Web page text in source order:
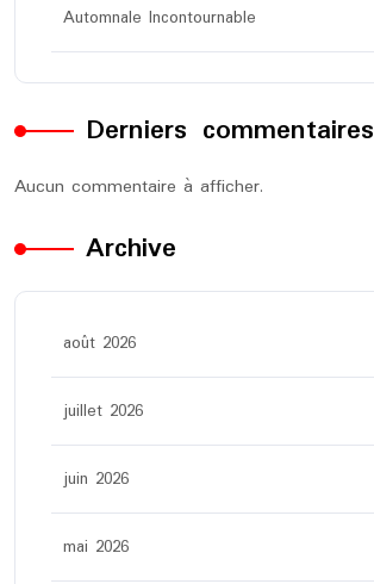
Automnale Incontournable
Derniers commentaires
Aucun commentaire à afficher.
Archive
août 2026
juillet 2026
juin 2026
mai 2026